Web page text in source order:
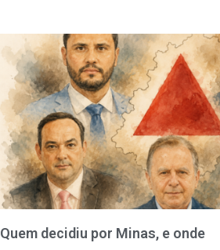
Quem decidiu por Minas, e onde